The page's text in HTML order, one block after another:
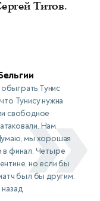
Титов.
Тунис
Тунису нужна
свободное
Нам
мы хорошая
в финал. Четыре
но если бы
был бы другим.